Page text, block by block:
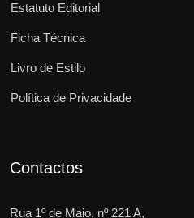
Estatuto Editorial
Ficha Técnica
Livro de Estilo
Política de Privacidade
Contactos
Rua 1º de Maio, nº 221 A,